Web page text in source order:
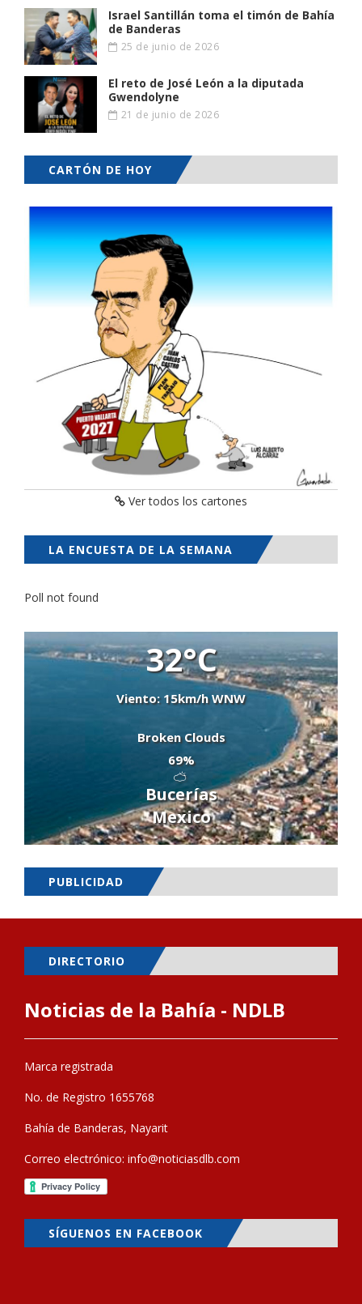
Israel Santillán toma el timón de Bahía
de Banderas
25 de junio de 2026
El reto de José León a la diputada
Gwendolyne
21 de junio de 2026
CARTÓN DE HOY
Ver todos los cartones
LA ENCUESTA DE LA SEMANA
Poll not found
32°C
Viento: 15km/h WNW
Broken Clouds
69%
Bucerías
Mexico
PUBLICIDAD
DIRECTORIO
Noticias de la Bahía - NDLB
Marca registrada
No. de Registro 1655768
Bahía de Banderas, Nayarit
Correo electrónico: info@noticiasdlb.com
SÍGUENOS EN FACEBOOK